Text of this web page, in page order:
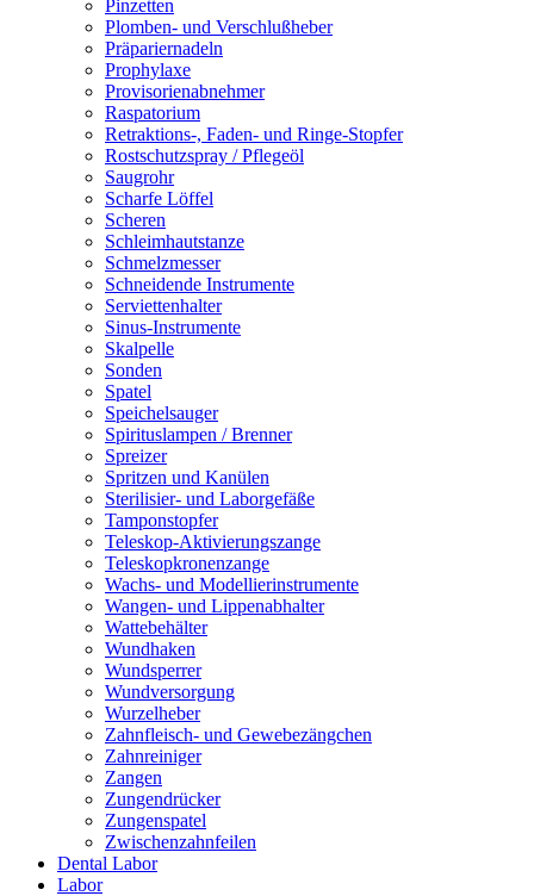
Pinzetten
Plomben- und Verschlußheber
Präpariernadeln
Prophylaxe
Provisorienabnehmer
Raspatorium
Retraktions-, Faden- und Ringe-Stopfer
Rostschutzspray / Pflegeöl
Saugrohr
Scharfe Löffel
Scheren
Schleimhautstanze
Schmelzmesser
Schneidende Instrumente
Serviettenhalter
Sinus-Instrumente
Skalpelle
Sonden
Spatel
Speichelsauger
Spirituslampen / Brenner
Spreizer
Spritzen und Kanülen
Sterilisier- und Laborgefäße
Tamponstopfer
Teleskop-Aktivierungszange
Teleskopkronenzange
Wachs- und Modellierinstrumente
Wangen- und Lippenabhalter
Wattebehälter
Wundhaken
Wundsperrer
Wundversorgung
Wurzelheber
Zahnfleisch- und Gewebezängchen
Zahnreiniger
Zangen
Zungendrücker
Zungenspatel
Zwischenzahnfeilen
Dental Labor
Labor